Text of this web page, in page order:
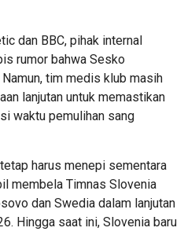
dan BBC, pihak internal
rumor bahwa Sesko
tim medis klub masih
lanjutan untuk memastikan
waktu pemulihan sang
harus menepi sementara
membela Timnas Slovenia
dan Swedia dalam lanjutan
Hingga saat ini, Slovenia baru